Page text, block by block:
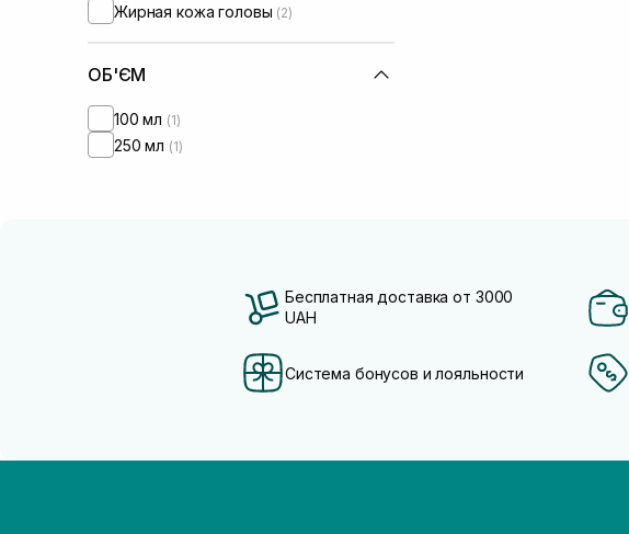
Жирная кожа головы (2)
ОБ'ЄМ
100 мл (1)
250 мл (1)
Бесплатная доставка от 3000
UAH
Система бонусов и лояльности